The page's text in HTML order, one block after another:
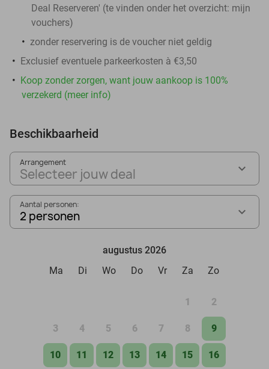
Deal Reserveren' (te vinden onder het overzicht: mijn
vouchers)
zonder reservering is de voucher niet geldig
Exclusief eventuele parkeerkosten à €3,50
Koop zonder zorgen, want jouw aankoop is 100%
verzekerd (meer info)
Beschikbaarheid
Arrangement
Selecteer jouw deal
Aantal personen:
2 personen
augustus 2026
Ma
Di Wo Do Vr Za Zo
1 2
3 4 5 6 7 8 9
10 11 12 13 14 15 16